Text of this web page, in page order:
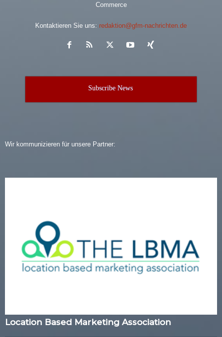
Commerce
Kontaktieren Sie uns: redaktion@gfm-nachrichten.de
Subscribe News
Wir kommunizieren für unsere Partner:
Location Based Marketing Association